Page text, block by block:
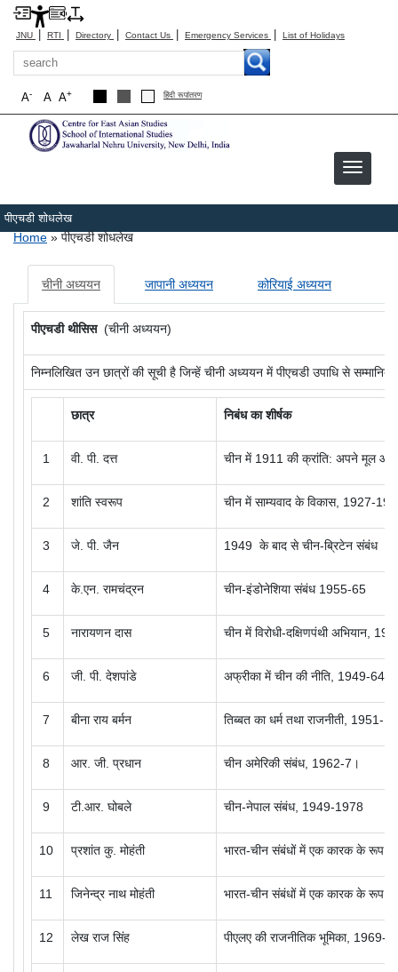
JNU | RTI | Directory | Contact Us | Emergency Services | List of Holidays
Search
A+
A
A- हिंदी रूपांतरण
पीएचडी शोधलेख
Breadcrumb
Home पीएचडी शोधलेख
चीनी अध्ययन जापानी अध्ययन कोरियाई अध्ययन
पीएचडी थीसिस (चीनी अध्ययन)
निम्नलिखित उन छात्रों की सूची है जिन्हें चीनी अध्ययन में पीएचडी उपाधि से सम्मानित
छात्र निबंध का शीर्षक
1 वी. पी. दत्त चीन में 1911 की क्रांति: अपने मूल और
2 शांति स्वरूप चीन में साम्यवाद के विकास, 1927-
3 जे. पी. जैन 1949 के बाद से चीन-ब्रिटेन संबंध
4 के.एन. रामचंद्रन चीन-इंडोनेशिया संबंध1955-65
5 नारायणन दास चीन में विरोधी-दक्षिणपंथी अभियान,
6 जी. पी. देशपांडे अफ्रीका में चीन की नीति, 1949-64
7 बीना राय बर्मन तिब्बत का धर्म तथा राजनीती, 1951-
8 आर. जी. प्रधान चीन अमेरिकी संबंध, 1962-7।
9 टी.आर. घोबले चीन-नेपाल संबंध, 1949-1978
10 प्रशांत कु. मोहंती भारत-चीन संबंधों में एक कारक के रूप में
11 जिनेन्द्र नाथ मोहंती भारत-चीन संबंधों में एक कारक के रूप में
12 लेख राज सिंह पीएलए की राजनीतिक भूमिका, 1969-